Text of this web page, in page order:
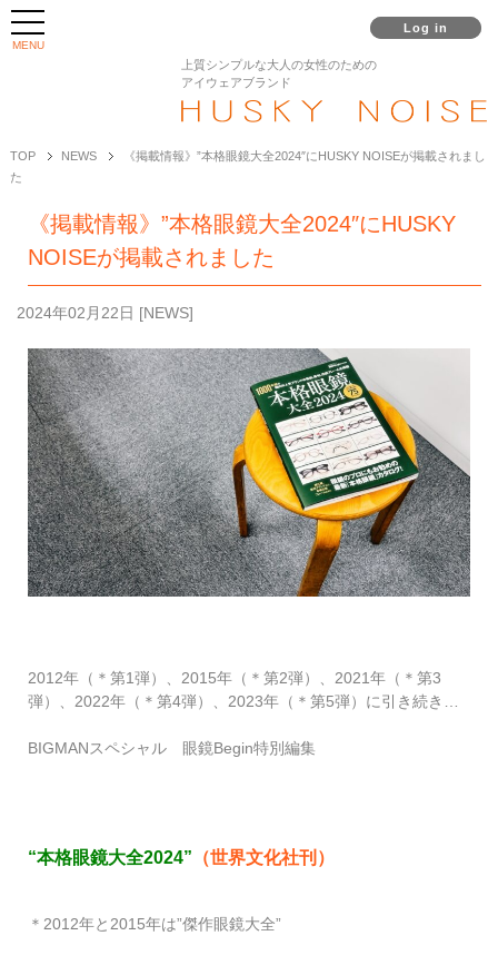
Log in
MENU
上質シンプルな大人の女性のための
アイウェアブランド
TOP NEWS
《掲載情報》”本格眼鏡大全2024″にHUSKY NOISEが掲載されまし
た
《掲載情報》”本格眼鏡大全2024″にHUSKY
NOISEが掲載されました
2024年02月22日 [NEWS]
2012年（＊第1弾）、2015年（＊第2弾）、2021年（＊第3
弾）、2022年（＊第4弾）、2023年（＊第5弾）に引き続き…
BIGMANスペシャル 眼鏡Begin特別編集
“本格眼鏡大全2024” （世界文化社刊）
＊2012年と2015年は”傑作眼鏡大全”